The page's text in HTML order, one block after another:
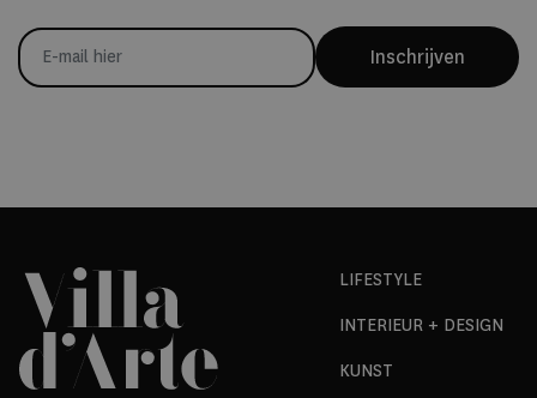
Inschrijven
LIFESTYLE
INTERIEUR + DESIGN
KUNST